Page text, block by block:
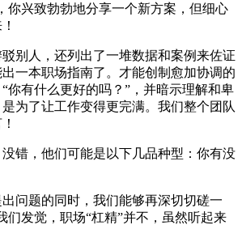
你兴致勃勃地分享一个新方案，但细心
人，还列出了一堆数据和案例来佐证
一本职场指南了。才能创制愈加协调的
你有什么更好的吗？”，并暗示理解和卑
为了让工作变得更完满。我们整个团队
，他们可能是以下几品种型：你有没
题的同时，我们能够再深切切磋一
们发觉，职场“杠精”并不，虽然听起来